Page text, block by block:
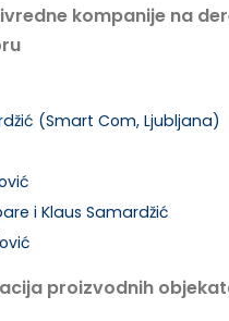
kompanije na
(Smart Com, Ljubljana)
i Klaus Samardžić
proizvodnih